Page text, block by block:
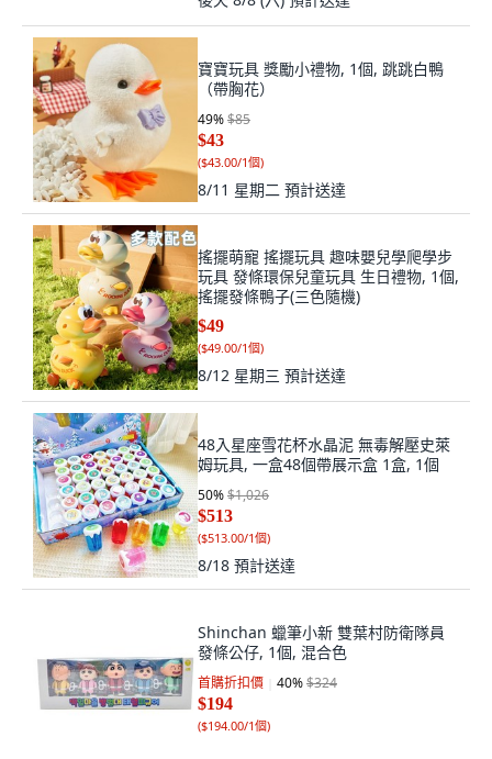
寶寶玩具 獎勵小禮物, 1個, 跳跳白鴨
（帶胸花）
49%$85
$43
($43.00/1個)
8/11 星期二 預計送達
搖擺萌寵 搖擺玩具 趣味嬰兒學爬學步
玩具 發條環保兒童玩具 生日禮物, 1個,
搖擺發條鴨子(三色隨機)
$49
($49.00/1個)
8/12 星期三 預計送達
48入星座雪花杯水晶泥 無毒解壓史萊
姆玩具, 一盒48個帶展示盒 1盒, 1個
50%$1,026
$513
($513.00/1個)
8/18 預計送達
Shinchan 蠟筆小新 雙葉村防衛隊員
發條公仔, 1個, 混合色
首購折扣價 40%$324
$194
($194.00/1個)